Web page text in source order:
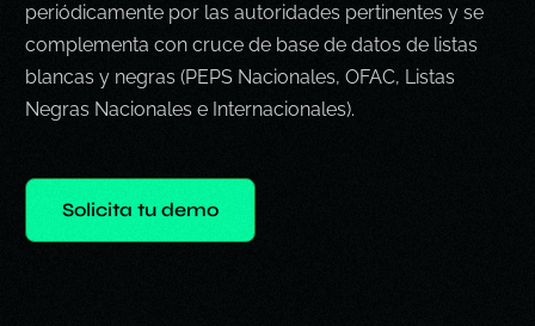
periódicamente por lasautoridades pertinentes y se
complementa con cruce de base de datos de listas
blancas y negras (PEPS Nacionales, OFAC, Listas
Negras Nacionales e Internacionales).
Solicita tu demo